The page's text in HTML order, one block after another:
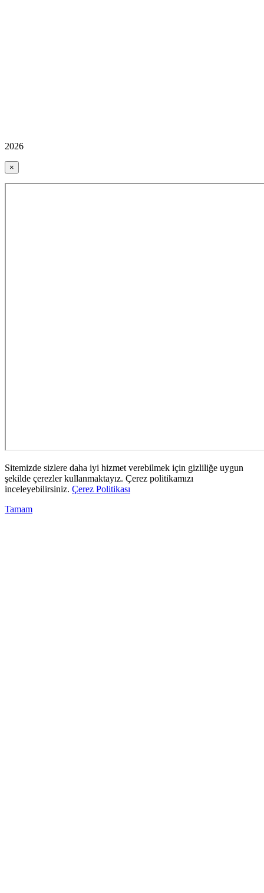
2026
×
Sitemizde sizlere daha iyi hizmet verebilmek için gizliliğe uygun
şekilde çerezler kullanmaktayız. Çerez politikamızı
inceleyebilirsiniz. Çerez Politikası
Tamam